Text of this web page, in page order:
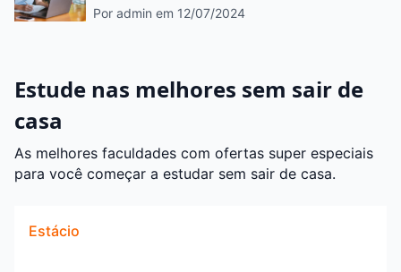
Por admin em 12/07/2024
Estude nas melhores sem sair de
casa
As melhores faculdades com ofertas super especiais
para você começar a estudar sem sair de casa.
Estácio